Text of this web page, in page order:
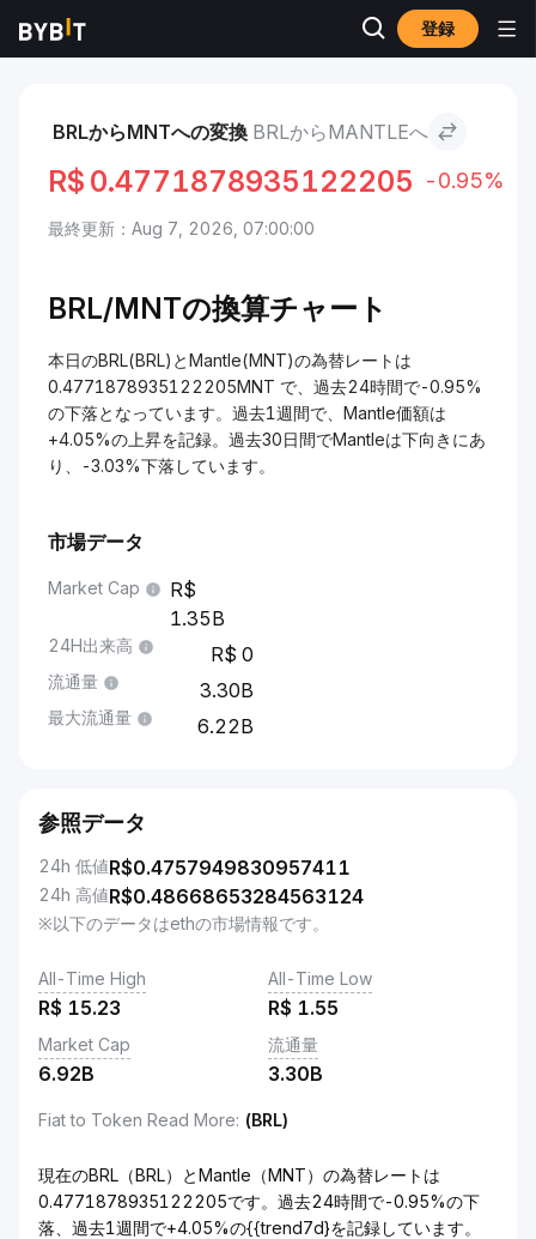
登録
市場 Mantle 価格 MNT
BRLからMNTへの変換 BRLからMANTLEへ
R$ 0.4771878935122205 -0.95%
最終更新：Aug 7, 2026, 07:00:00
BRL/MNTの換算チャート
本日のBRL(BRL)とMantle(MNT)の為替レートは
0.4771878935122205MNT で、過去24時間で-0.95%
の下落となっています。過去1週間で、Mantle価額は
+4.05%の上昇を記録。過去30日間でMantleは下向きにあ
り、-3.03%下落しています。
市場データ
Market Cap
1.35B
24H出来高 0
流通量 3.30B
最大流通量 6.22B
参照データ
24h 低値R$0.4757949830957411
24h 高値R$0.48668653284563124
※以下のデータはethの市場情報です。
All-Time High
R$ 15.23
All-Time Low
R$ 1.55
Market Cap
6.92B
流通量
3.30B
Fiat to Token Read More: (BRL)
現在のBRL（BRL）とMantle（MNT）の為替レートは
0.4771878935122205です。過去24時間で-0.95%の下
落、過去1週間で+4.05%の{{trend7d}を記録しています。